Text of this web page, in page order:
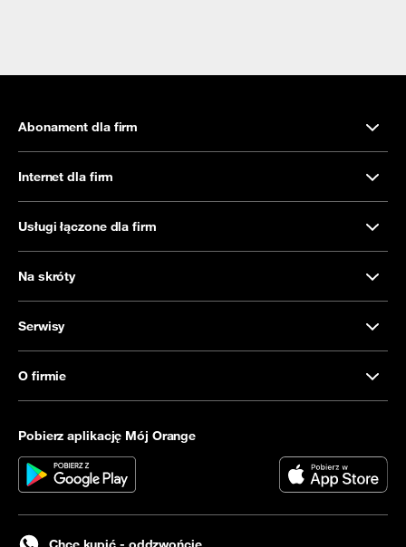
Abonament dla firm
Internet dla firm
Usługi łączone dla firm
Na skróty
Serwisy
O firmie
Pobierz aplikację Mój Orange